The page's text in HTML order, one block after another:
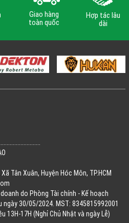
Giao hàng
toàn quốc
Hợp tác lâu
dài
Tân Xuân, Huyện Hóc Môn, TP.HCM
do Phòng Tài chính - Kế hoạch
ngày 30/05/2024. MST: 8345815992001
13H-17H (Nghỉ Chủ Nhật và ngày Lễ)